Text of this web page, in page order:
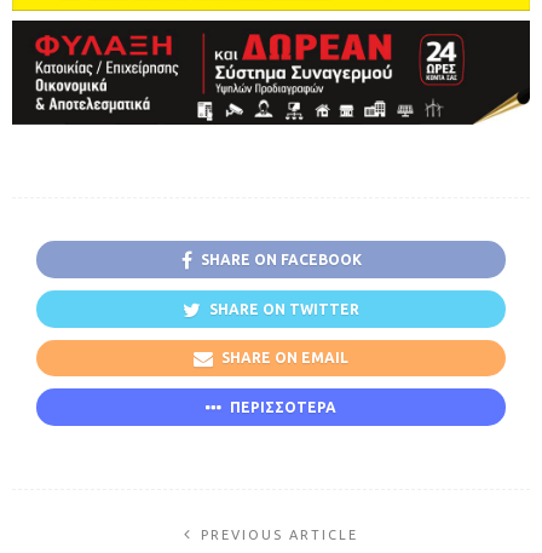
SHARE ON FACEBOOK
SHARE ON TWITTER
SHARE ON EMAIL
ΠΕΡΙΣΣΟΤΕΡΑ
PREVIOUS ARTICLE